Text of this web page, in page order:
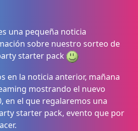
una pequeña noticia
sobre nuestro sorteo de
starter pack
en la noticia anterior, mañana
mostrando el nuevo
en el que regalaremos una
starter pack, evento que por